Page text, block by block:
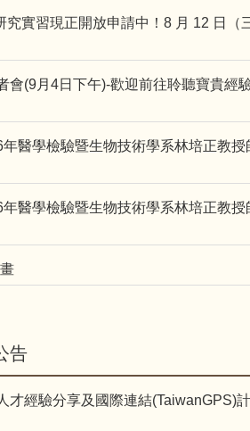
究實習現正開放申請中！8 月 12 日（
會(9月4日下午)-歡迎前往聆聽寶貴經
醫學檢驗暨生物技術學系林培正教
醫學檢驗暨生物技術學系林培正教
告
才經驗分享及國際連結(TaiwanGPS)